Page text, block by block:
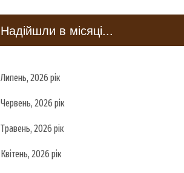
Надійшли в місяці...
Липень, 2026 рік
Червень, 2026 рік
Травень, 2026 рік
Квітень, 2026 рік